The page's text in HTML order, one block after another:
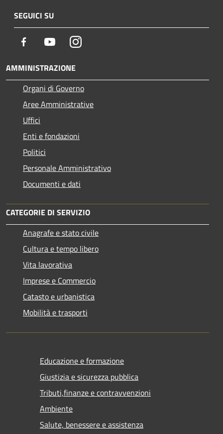
SEGUICI SU
Facebook YoutubeInstagram
AMMINISTRAZIONE
Organi di Governo
Aree Amministrative
Uffici
Enti e fondazioni
Politici
Personale Amministrativo
Documenti e dati
CATEGORIE DI SERVIZIO
Anagrafe e stato civile
Cultura e tempo libero
Vita lavorativa
Imprese e Commercio
Catasto e urbanistica
Mobilità e trasporti
Educazione e formazione
Giustizia e sicurezza pubblica
Tributi,finanze e contravvenzioni
Ambiente
Salute, benessere e assistenza